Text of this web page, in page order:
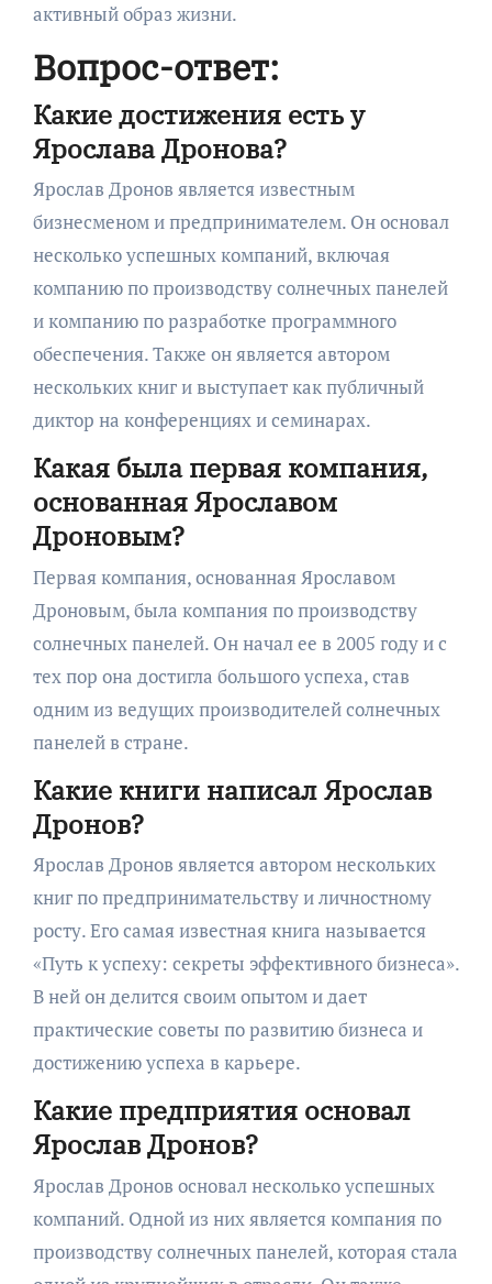
активный образ жизни.
Вопрос-ответ:
Какие достижения есть у
Ярослава Дронова?
Ярослав Дронов является известным
бизнесменом и предпринимателем. Он основал
несколько успешных компаний, включая
компанию по производству солнечных панелей
и компанию по разработке программного
обеспечения. Также он является автором
нескольких книг и выступает как публичный
диктор на конференциях и семинарах.
Какая была первая компания,
основанная Ярославом
Дроновым?
Первая компания, основанная Ярославом
Дроновым, была компания по производству
солнечных панелей. Он начал ее в 2005 году и с
тех пор она достигла большого успеха, став
одним из ведущих производителей солнечных
панелей в стране.
Какие книги написал Ярослав
Дронов?
Ярослав Дронов является автором нескольких
книг по предпринимательству и личностному
росту. Его самая известная книга называется
«Путь к успеху: секреты эффективного бизнеса».
В ней он делится своим опытом и дает
практические советы по развитию бизнеса и
достижению успеха в карьере.
Какие предприятия основал
Ярослав Дронов?
Ярослав Дронов основал несколько успешных
компаний. Одной из них является компания по
производству солнечных панелей, которая стала